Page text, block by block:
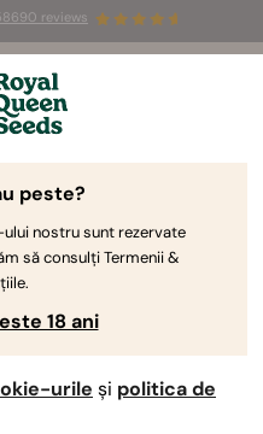
reviews
AutoGRATUITE pentru
peste?
nostru sunt rezervate
să consulți Termenii &
18 ani
urile și politica de